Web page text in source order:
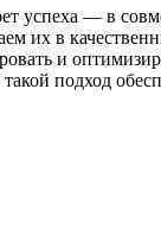
успеха — в
их в
и
подход